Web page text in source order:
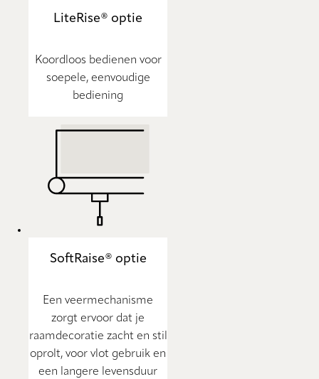
LiteRise® optie
Koordloos bedienen voor
soepele, eenvoudige
bediening
SoftRaise® optie
Een veermechanisme
zorgt ervoor dat je
raamdecoratie zacht en stil
oprolt, voor vlot gebruik en
een langere levensduur